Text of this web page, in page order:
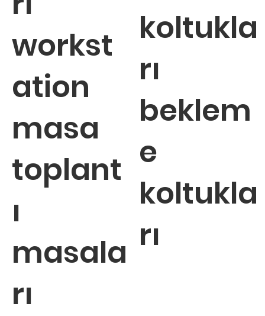
workst
ation
masa
toplant
ı
masala
rı
koltukla
rı
beklem
e
koltukla
rı